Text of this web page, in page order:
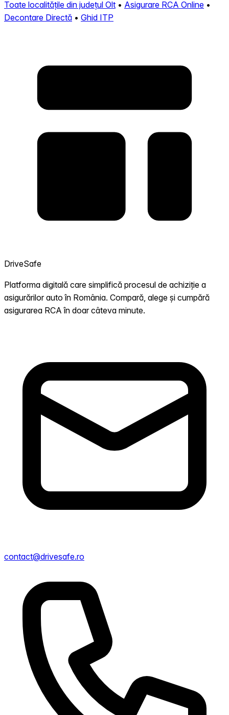
Toate localitățile din județul Olt • Asigurare RCA Online •
Decontare Directă • Ghid ITP
DriveSafe
Platforma digitală care simplifică procesul de achiziție a
asigurărilor auto în România. Compară, alege și cumpără
asigurarea RCA în doar câteva minute.
contact@drivesafe.ro